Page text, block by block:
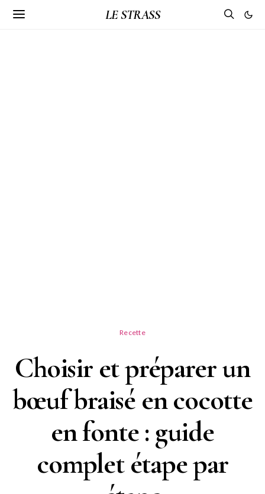
LE STRASS
Recette
Choisir et préparer un
bœuf braisé en cocotte
en fonte : guide
complet étape par